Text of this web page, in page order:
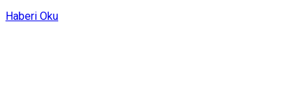
Haberi Oku